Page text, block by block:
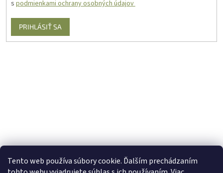
Tento web používa súbory cookie. Ďalším prechádzaním
s podmienkami ochrany osobných údajov
PRIHLÁSIŤ SA